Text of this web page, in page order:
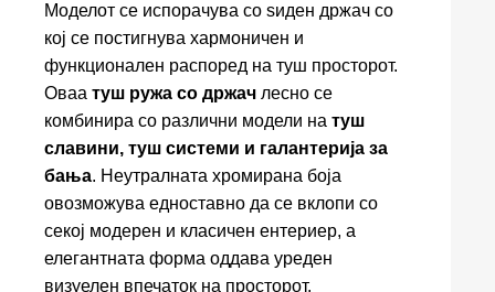
Моделот се испорачува со ѕиден држач со
кој се постигнува хармоничен и
функционален распоред на туш просторот.
Оваа туш ружа со држач лесно се
комбинира со различни модели на туш
славини, туш системи и галантерија за
бања. Неутралната хромирана боја
овозможува едноставно да се вклопи со
секој модерен и класичен ентериер, а
елегантната форма оддава уреден
визуелен впечаток на просторот.